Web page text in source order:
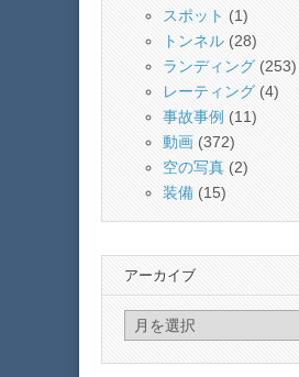
スポット (1)
トンネル (28)
ランディング(253)
レーティング(4)
事故事例 (11)
動画 (372)
空の写真 (2)
装備 (15)
アーカイブ